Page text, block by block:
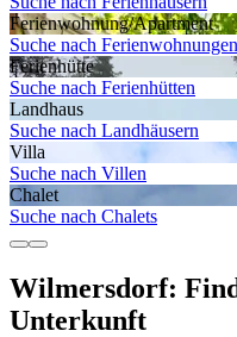
Ferienwohnung/Apartment
Suche nach
Ferienhütte
Suche nach Ferienhütten
Landhaus
Suche nach Landhäusern
Villa
Suche nach Villen
Chalet
Suche nach Chalets
Wilmersdorf:
Unterkunft